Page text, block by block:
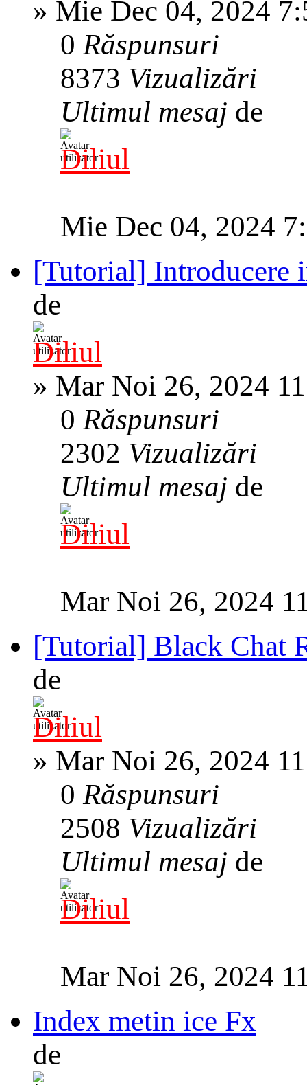
» Mie Dec 04, 2024
0Răspunsuri
8373 Vizualizări
Ultimul mesaj de
Diliul
Mie Dec 04, 2024
[Tutorial] Introducere
de
Diliul
» Mar Noi 26, 2024
0Răspunsuri
2302 Vizualizări
Ultimul mesaj de
Diliul
Mar Noi 26, 2024
[Tutorial] Black Chat
de
Diliul
» Mar Noi 26, 2024
0Răspunsuri
2508 Vizualizări
Ultimul mesaj de
Diliul
Mar Noi 26, 2024
Index metin ice Fx
de